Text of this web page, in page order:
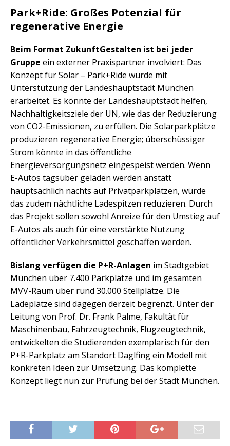
Park+Ride: Großes Potenzial für
regenerative Energie
Beim Format ZukunftGestalten ist bei jeder
Gruppe ein externer Praxispartner involviert: Das
Konzept für Solar – Park+Ride wurde mit
Unterstützung der Landeshauptstadt München
erarbeitet. Es könnte der Landeshauptstadt helfen,
Nachhaltigkeitsziele der UN, wie das der Reduzierung
von CO2-Emissionen, zu erfüllen. Die Solarparkplätze
produzieren regenerative Energie; überschüssiger
Strom könnte in das öffentliche
Energieversorgungsnetz eingespeist werden. Wenn
E-Autos tagsüber geladen werden anstatt
hauptsächlich nachts auf Privatparkplätzen, würde
das zudem nächtliche Ladespitzen reduzieren. Durch
das Projekt sollen sowohl Anreize für den Umstieg auf
E-Autos als auch für eine verstärkte Nutzung
öffentlicher Verkehrsmittel geschaffen werden.
Bislang verfügen die P+R-Anlagen im Stadtgebiet
München über 7.400 Parkplätze und im gesamten
MVV-Raum über rund 30.000 Stellplätze. Die
Ladeplätze sind dagegen derzeit begrenzt. Unter der
Leitung von Prof. Dr. Frank Palme, Fakultät für
Maschinenbau, Fahrzeugtechnik, Flugzeugtechnik,
entwickelten die Studierenden exemplarisch für den
P+R-Parkplatz am Standort Daglfing ein Modell mit
konkreten Ideen zur Umsetzung. Das komplette
Konzept liegt nun zur Prüfung bei der Stadt München.